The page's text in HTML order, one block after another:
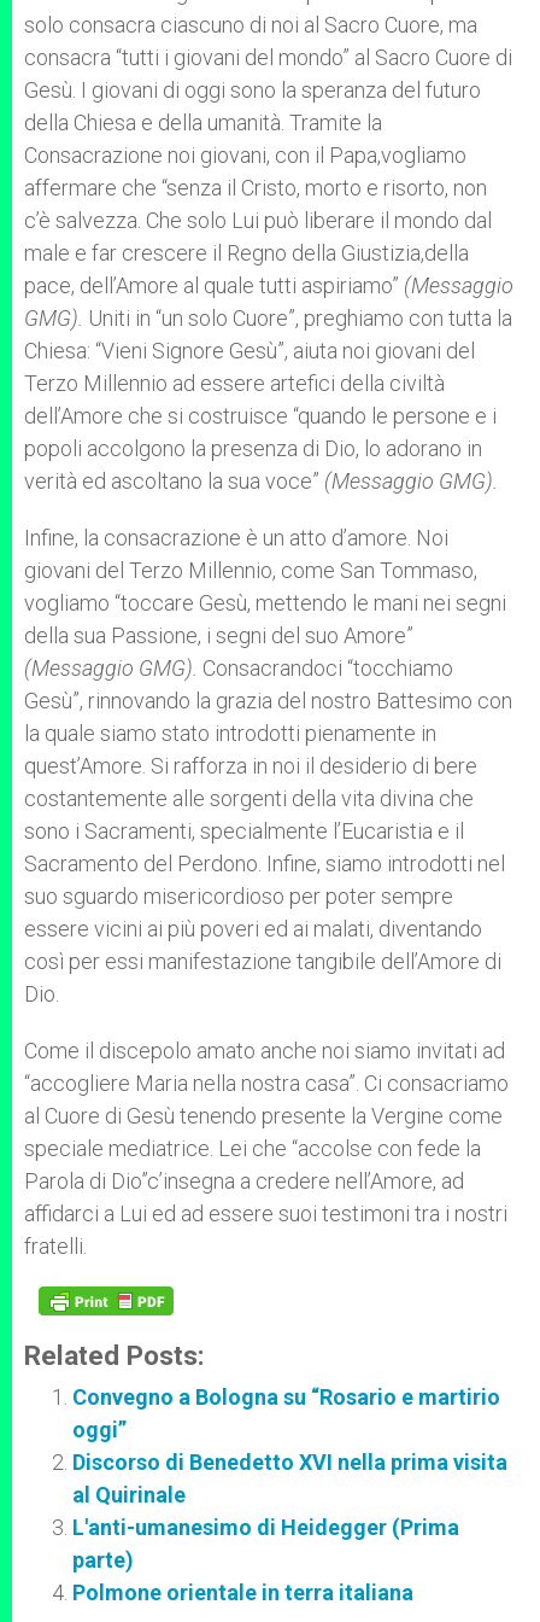
solo consacra ciascuno di noi al Sacro Cuore, ma
consacra “tutti i giovani del mondo” al Sacro Cuore di
Gesù. I giovani di oggi sono la speranza del futuro
della Chiesa e della umanità. Tramite la
Consacrazione noi giovani, con il Papa,vogliamo
affermare che “senza il Cristo, morto e risorto, non
c’è salvezza. Che solo Lui può liberare il mondo dal
male e far crescere il Regno della Giustizia,della
pace, dell’Amore al quale tutti aspiriamo” (Messaggio
GMG). Uniti in “un solo Cuore”, preghiamo con tutta la
Chiesa: “Vieni Signore Gesù”, aiuta noi giovani del
Terzo Millennio ad essere artefici della civiltà
dell’Amore che si costruisce “quando le persone e i
popoli accolgono la presenza di Dio, lo adorano in
verità ed ascoltano la sua voce” (Messaggio GMG).
Infine, la consacrazione è un atto d’amore. Noi
giovani del Terzo Millennio, come San Tommaso,
vogliamo “toccare Gesù, mettendo le mani nei segni
della sua Passione, i segni del suo Amore”
(Messaggio GMG). Consacrandoci “tocchiamo
Gesù”, rinnovando la grazia del nostro Battesimo con
la quale siamo stato introdotti pienamente in
quest’Amore. Si rafforza in noi il desiderio di bere
costantemente alle sorgenti della vita divina che
sono i Sacramenti, specialmente l’Eucaristia e il
Sacramento del Perdono. Infine, siamo introdotti nel
suo sguardo misericordioso per poter sempre
essere vicini ai più poveri ed ai malati, diventando
così per essi manifestazione tangibile dell’Amore di
Dio.
Come il discepolo amato anche noi siamo invitati ad
“accogliere Maria nella nostra casa”. Ci consacriamo
al Cuore di Gesù tenendo presente la Vergine come
speciale mediatrice. Lei che “accolse con fede la
Parola di Dio”c’insegna a credere nell’Amore, ad
affidarci a Lui ed ad essere suoi testimoni tra i nostri
fratelli.
Related Posts:
Convegno a Bologna su “Rosario e martirio
oggi”
Discorso di Benedetto XVI nella prima visita
al Quirinale
L'anti-umanesimo di Heidegger (Prima
parte)
Polmone orientale in terra italiana